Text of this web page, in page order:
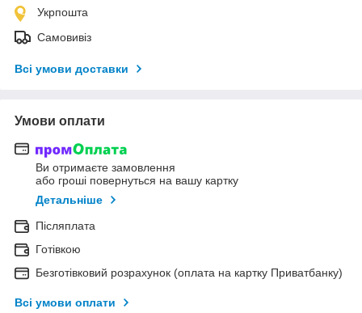
Укрпошта
Самовивіз
Всі умови доставки
Умови оплати
Ви отримаєте замовлення
або гроші повернуться на вашу картку
Детальніше
Післяплата
Готівкою
Безготівковий розрахунок (оплата на картку Приватбанку)
Всі умови оплати